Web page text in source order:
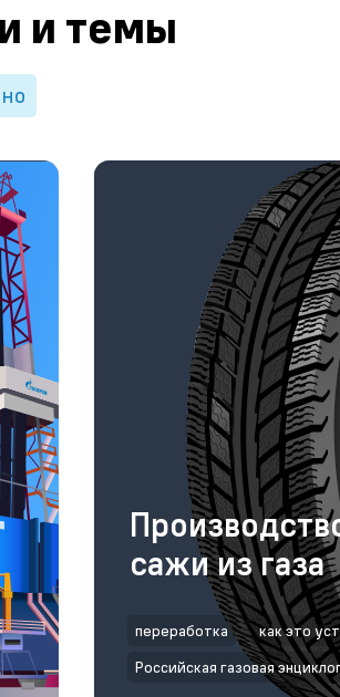
и темы
сажи из газа
переработка
как это
Российская газовая